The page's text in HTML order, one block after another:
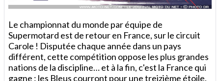
Le championnat du monde par équipe de
Supermotard est de retour en France, sur le circuit
Carole ! Disputée chaque année dans un pays
différent, cette compétition oppose les plus grandes
nations de la discipline… et à la fin, c'est la France qui
gagne : les Bleus courront pour une treizième étoile,